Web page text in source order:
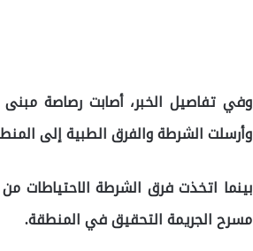
وأرسلت الشرطة والفرق الطبية إلى
بينما اتخذت فرق الشرطة
مسرح الجريمة التحقيق في المنطقة.